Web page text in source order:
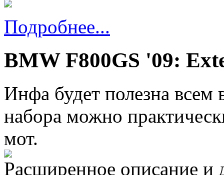
Подробнее...
BMW F800GS '09:
Инфа будет полезна
набора можно
мот.
Расширенное описание